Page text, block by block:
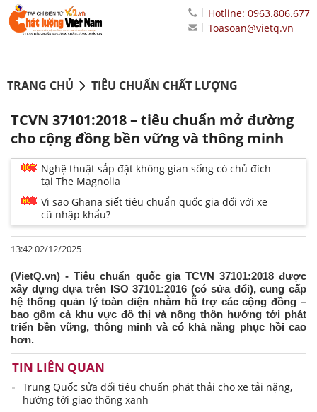
Hotline: 0963.806.677
Toasoan@vietq.vn
TRANG CHỦ TIÊU CHUẨN CHẤT LƯỢNG
TCVN 37101:2018 – tiêu chuẩn mở đường
cho cộng đồng bền vững và thông minh
Nghệ thuật sắp đặt không gian sống có chủ đích
tại The Magnolia
Vì sao Ghana siết tiêu chuẩn quốc gia đối với xe
cũ nhập khẩu?
13:42 02/12/2025
(VietQ.vn) - Tiêu chuẩn quốc gia TCVN 37101:2018 được
xây dựng dựa trên ISO 37101:2016 (có sửa đổi), cung cấp
hệ thống quản lý toàn diện nhằm hỗ trợ các cộng đồng –
bao gồm cả khu vực đô thị và nông thôn hướng tới phát
triển bền vững, thông minh và có khả năng phục hồi cao
hơn.
TIN LIÊN QUAN
Trung Quốc sửa đổi tiêu chuẩn phát thải cho xe tải nặng,
hướng tới giao thông xanh